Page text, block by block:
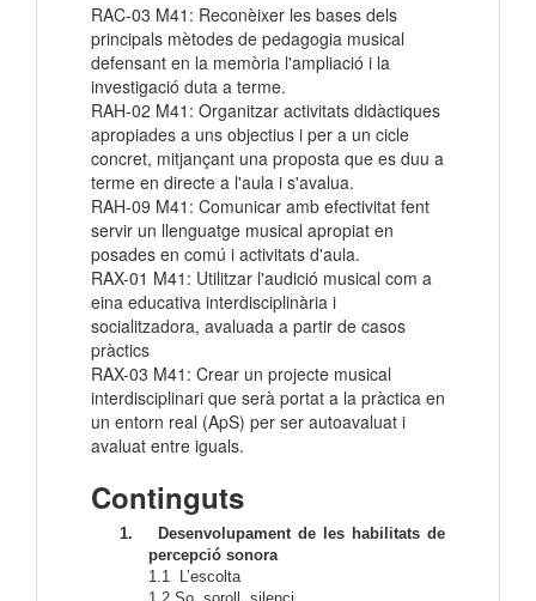
RAC-03 M41: Reconèixer les bases dels
principals mètodes de pedagogia musical
defensant en la memòria l'ampliació i la
investigació duta a terme.
RAH-02 M41: Organitzar activitats didàctiques
apropiades a uns objectius i per a un cicle
concret, mitjançant una proposta que es duu a
terme en directe a l'aula i s'avalua.
RAH-09 M41: Comunicar amb efectivitat fent
servir un llenguatge musical apropiat en
posades en comú i activitats d'aula.
RAX-01 M41: Utilitzar l'audició musical com a
eina educativa interdisciplinària i
socialitzadora, avaluada a partir de casos
pràctics
RAX-03 M41: Crear un projecte musical
interdisciplinari que serà portat a la pràctica en
un entorn real (ApS) per ser autoavaluat i
avaluat entre iguals.
Continguts
1.
Desenvolupament de les habilitats de
percepció sonora
1.1
L’escolta